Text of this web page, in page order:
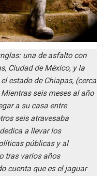
una de asfalto con
Ciudad de México, y la
estado de Chiapas, (cerca
seis meses al año
a su casa entre
seis atravesaba
a llevar los
públicas y al
tras varios años
cuenta que es el jaguar